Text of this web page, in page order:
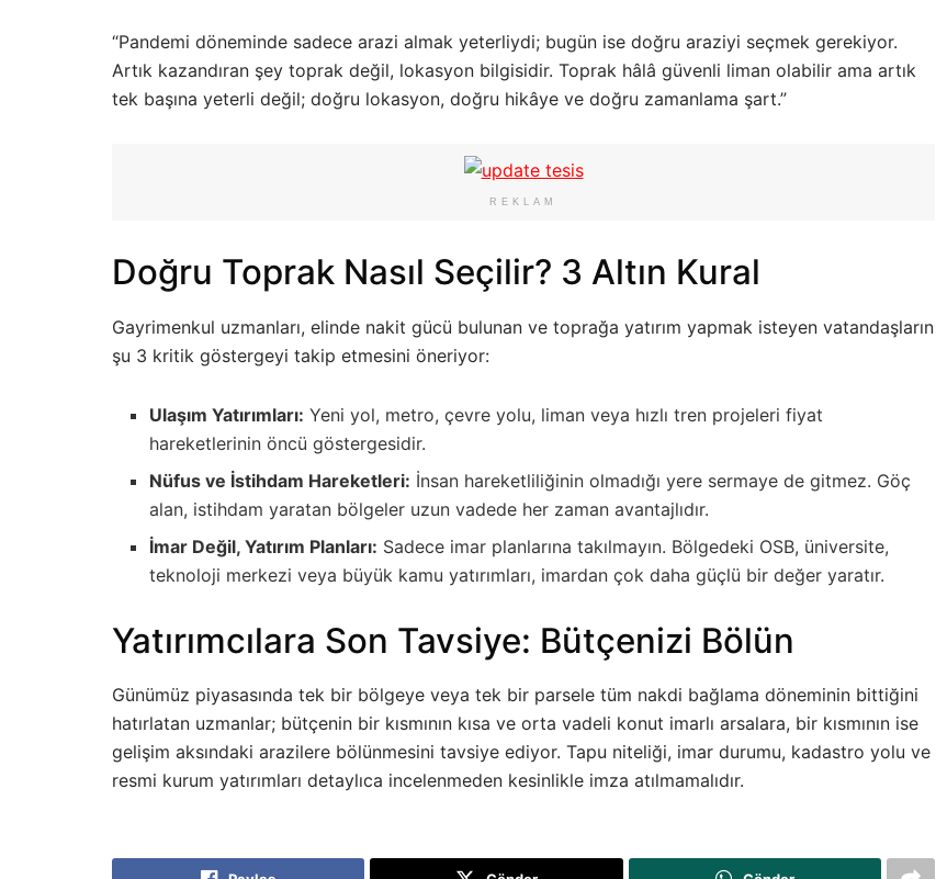
“Pandemi döneminde sadece arazi almak yeterliydi; bugün ise doğru araziyi seçmek gerekiyor.
Artık kazandıran şey toprak değil, lokasyon bilgisidir. Toprak hâlâ güvenli liman olabilir ama artık
tek başına yeterli değil; doğru lokasyon, doğru hikâye ve doğru zamanlama şart.”
REKLAM
Doğru Toprak Nasıl Seçilir? 3 Altın Kural
Gayrimenkul uzmanları, elinde nakit gücü bulunan ve toprağa yatırım yapmak isteyen vatandaşların
şu 3 kritik göstergeyi takip etmesini öneriyor:
Ulaşım Yatırımları: Yeni yol, metro, çevre yolu, liman veya hızlı tren projeleri fiyat
hareketlerinin öncü göstergesidir.
Nüfus ve İstihdam Hareketleri: İnsan hareketliliğinin olmadığı yere sermaye de gitmez. Göç
alan, istihdam yaratan bölgeler uzun vadede her zaman avantajlıdır.
İmar Değil, Yatırım Planları: Sadece imar planlarına takılmayın. Bölgedeki OSB, üniversite,
teknoloji merkezi veya büyük kamu yatırımları, imardan çok daha güçlü bir değer yaratır.
Yatırımcılara Son Tavsiye: Bütçenizi Bölün
Günümüz piyasasında tek bir bölgeye veya tek bir parsele tüm nakdi bağlama döneminin bittiğini
hatırlatan uzmanlar; bütçenin bir kısmının kısa ve orta vadeli konut imarlı arsalara, bir kısmının ise
gelişim aksındaki arazilere bölünmesini tavsiye ediyor. Tapu niteliği, imar durumu, kadastro yolu ve
resmi kurum yatırımları detaylıca incelenmeden kesinlikle imza atılmamalıdır.